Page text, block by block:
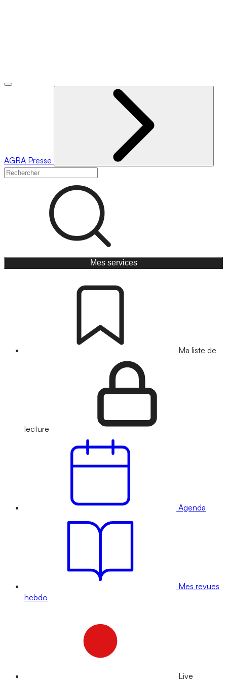
AGRA Presse
Mes services
Ma liste de
lecture
Agenda
Mes revues
hebdo
Live